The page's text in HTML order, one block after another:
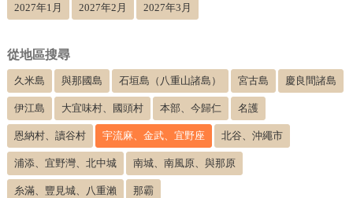
2027年1月 2027年2月 2027年3月
從地區搜尋
久米島 與那國島 石垣島（八重山諸島） 宮古島 慶良間諸島
伊江島 大宜味村、國頭村 本部、今歸仁 名護
恩納村、讀谷村 宇流麻、金武、宜野座 北谷、沖繩市
浦添、宜野灣、北中城 南城、南風原、與那原
糸滿、豐見城、八重瀨 那霸